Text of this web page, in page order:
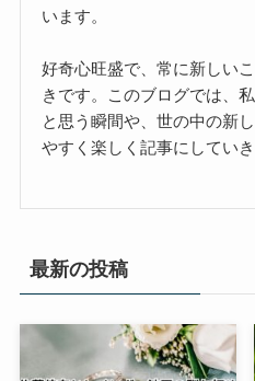
います。
好奇心旺盛で、常に新しい
きです。このブログでは、
と思う瞬間や、世の中の新
やすく楽しく記事にしていき
最新の投稿